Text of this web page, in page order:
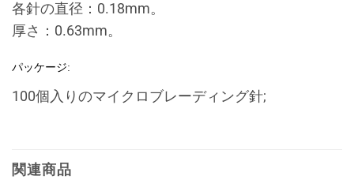
各針の直径：0.18mm。
厚さ：0.63mm。
パッケージ:
100個入りのマイクロブレーディング針;
関連商品